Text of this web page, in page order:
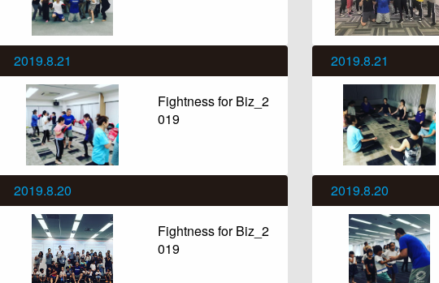
2019.8.21
Fightness for Biz_2
019
2019.8.21
2019.8.20
Fightness for Biz_2
019
2019.8.20